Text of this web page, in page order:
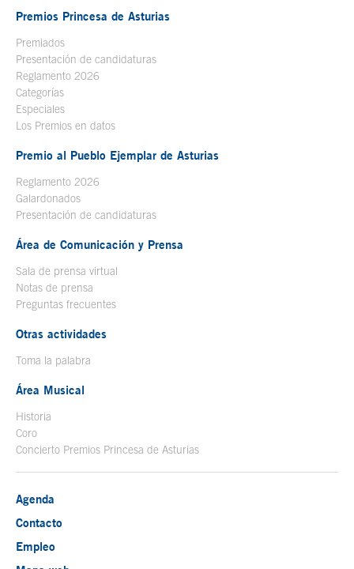
Premios Princesa de Asturias
Premiados
Presentación de candidaturas
Reglamento 2026
Categorías
Especiales
Los Premios en datos
Premio al Pueblo Ejemplar de Asturias
Reglamento 2026
Galardonados
Presentación de candidaturas
Área de Comunicación y Prensa
Sala de prensa virtual
Notas de prensa
Preguntas frecuentes
Otras actividades
Toma la palabra
Área Musical
Historia
Coro
Concierto Premios Princesa de Asturias
Agenda
Contacto
Empleo